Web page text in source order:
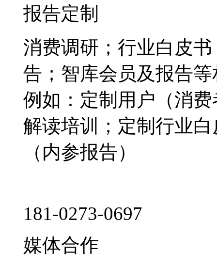
报告定制
消费调研；行业白皮
告；智库会员及报告
例如：定制用户（消
解读培训；定制行业
（内参报告）
181-0273-0697
媒体合作